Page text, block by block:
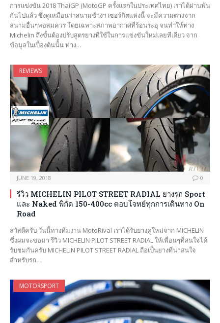
การแข่งขัน 2018 ThaiGP (MotoGP ครั้งแรกในประเทศไทย) เราได้ผ่านพ้น
กันไปแล้ว ซึ่งดูเหมือนว่าสนามช้างฯ เซอร์กิตแห่งนี้ จะมีความต่างจาก
สนามอื่นๆพอสมควร โดยเฉพาะสภาพอากาศที่ร้อนระอุ จนทำให้ทาง
Michelin ถึงขั้นต้องปรับสูตรยางที่ใช้ในการแข่งขันใหม่เลยทีเดียว จาก
ข้อมูลในเบื้องต้นนัั้น ทาง…
REVIEWS
JUNE 19, 2018 0
รีวิว MICHELIN PILOT STREET RADIAL ยางรถ Sport
และ Naked พิกัด 150-400cc ตอบโจทย์ทุกการเดินทาง On
Road
สวัสดีครับ วันนี้ทางทีมงาน MotoRival เราได้รับยางคู่ใหม่จาก MICHELIN
ซึ่งผมจะขอมา รีวิว MICHELIN PILOT STREET RADIAL ให้เพื่อนๆที่สนใจได้
รับชมกันครับ MICHELIN PILOT STREET RADIAL ถือเป็นยางที่น่าสนใจ
สำหรับรถ…
MOTORSPORT